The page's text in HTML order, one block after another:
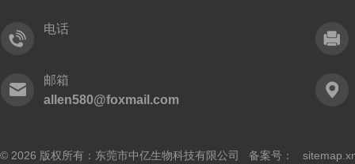
电话
邮箱
allen580@foxmail.com
© 2026 版权所有：东莞市中亿生物科技有限公司 备案号：